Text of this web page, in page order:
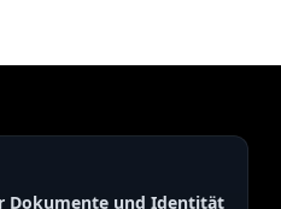
Dokumente und Identität